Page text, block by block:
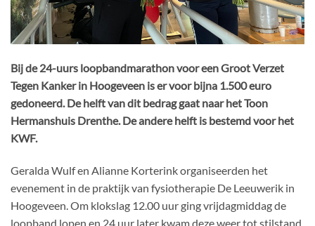
Bij de 24-uurs loopbandmarathon voor een Groot Verzet
Tegen Kanker in Hoogeveen is er voor bijna 1.500 euro
gedoneerd. De helft van dit bedrag gaat naar het Toon
Hermanshuis Drenthe. De andere helft is bestemd voor het
KWF.
Geralda Wulf en Alianne Korterink organiseerden het
evenement in de praktijk van fysiotherapie De Leeuwerik in
Hoogeveen. Om klokslag 12.00 uur ging vrijdagmiddag de
loopband lopen en 24 uur later kwam deze weer tot stilstand.